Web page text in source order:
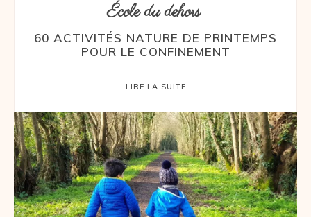
École du dehors
60 ACTIVITÉS NATURE DE PRINTEMPS
POUR LE CONFINEMENT
LIRE LA SUITE